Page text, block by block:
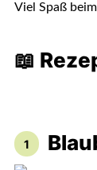
Viel Spaß
📖